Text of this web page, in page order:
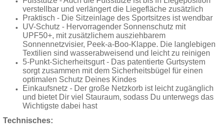
verstellbar und verlängert die Liegefläche zusätzlich
Praktisch - Die Sitzeinlage des Sportsitzes ist wendbar
UV-Schutz - Hervorragender Sonnenschutz mit
UPF50+, mit zusätzlichem ausziehbarem
Sonnennetzvisier, Peek-a-Boo-Klappe. Die langlebigen
Textilien sind wasserabweisend und leicht zu reinigen
5-Punkt-Sicherheitsgurt - Das patentierte Gurtsystem
sorgt zusammen mit dem Sicherheitsbügel für einen
optimalen Schutz Deines Kindes
Einkaufsnetz - Der große Netzkorb ist leicht zugänglich
und bietet Dir viel Stauraum, sodass Du unterwegs das
Wichtigste dabei hast
Technisches: